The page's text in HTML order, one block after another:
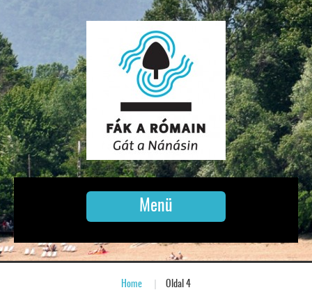
Menü
Home Oldal 4